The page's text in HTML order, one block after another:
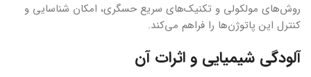
روش‌های مولکولی و تکنیک‌های سریع حسگری، امکان شناسایی و
کنترل این پاتوژن‌ها را فراهم می‌کند.
آلودگی شیمیایی و اثرات آن